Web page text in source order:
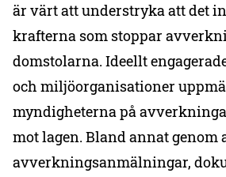
är värt att understryka att det
krafterna som stoppar
domstolarna. Ideellt
och miljöorganisationer
myndigheterna på
mot lagen. Bland annat genom
avverkningsanmälningar,